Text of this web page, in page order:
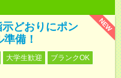
NEW
どおりにポン
備！
大学生歓迎
ブランクOK